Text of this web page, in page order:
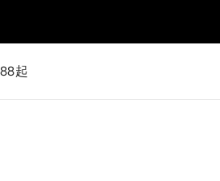
起